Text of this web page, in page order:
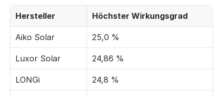
Hersteller Höchster Wirkungsgrad
Aiko Solar 25,0 %
Luxor Solar 24,86 %
LONGi 24,8 %